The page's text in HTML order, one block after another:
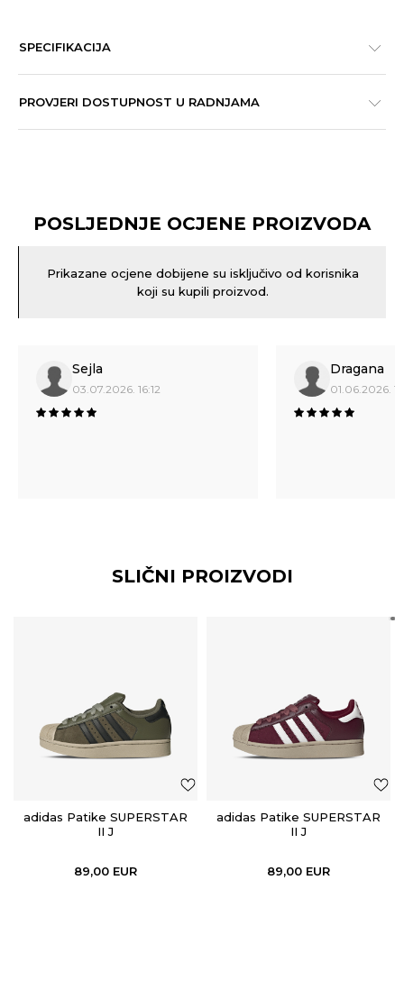
SPECIFIKACIJA
PROVJERI DOSTUPNOST U RADNJAMA
POSLJEDNJE OCJENE PROIZVODA
Prikazane ocjene dobijene su isključivo od korisnika
koji su kupili proizvod.
Sejla
03.07.2026. 16:12
Dragana
01.06.2026.
SLIČNI PROIZVODI
adidas Patike SUPERSTAR
II J
89,00 EUR
adidas Patike SUPERSTAR
II J
89,00 EUR